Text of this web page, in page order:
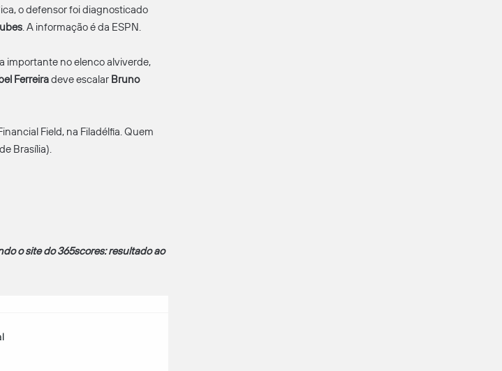
o defensor foi diagnosticado
. A informação é da ESPN.
importante no elenco alviverde,
Ferreiradeve escalar Bruno
Field, na Filadélfia. Quem
Brasília).
o site do 365scores: resultado ao